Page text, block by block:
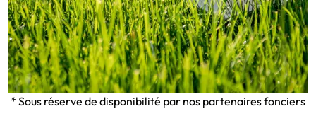
* Sous réserve de disponibilité par nos partenaires fonciers